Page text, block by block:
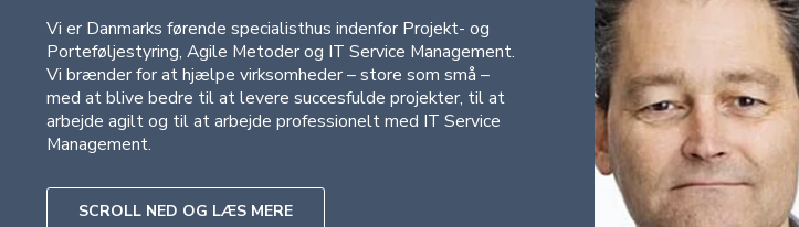
Vi er Danmarks førende specialisthus indenfor Projekt- og
Porteføljestyring, Agile Metoder og IT Service Management.
Vi brænder for at hjælpe virksomheder – store som små –
med at blive bedre til at levere succesfulde projekter, til at
arbejde agilt og til at arbejde professionelt med IT Service
Management.
SCROLL NED OG LÆS MERE